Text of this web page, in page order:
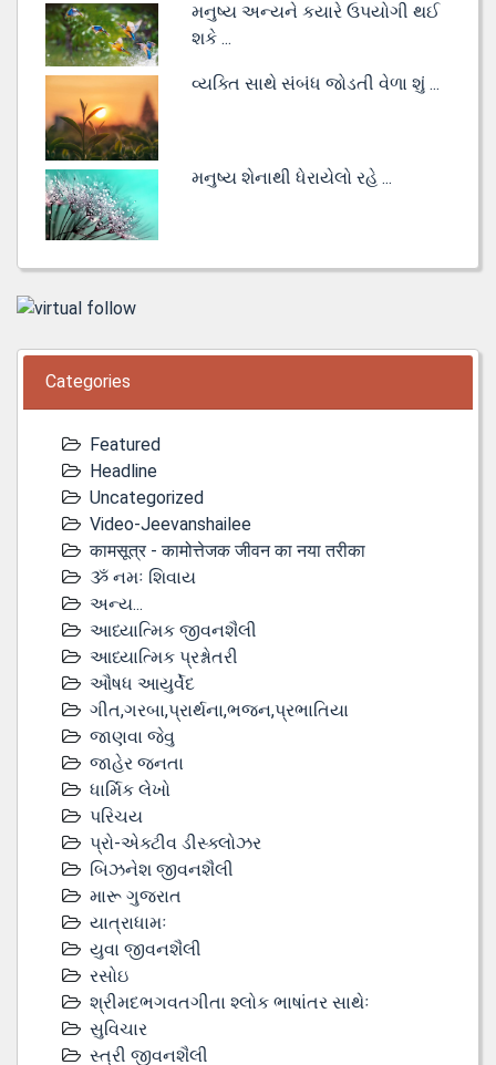
મનુષ્ય અન્યને કયારે ઉપયોગી થઈ
શકે ...
વ્યક્તિ સાથે સંબંધ જોડતી વેળા શું ...
મનુષ્ય શેનાથી ધેરાયેલો રહે ...
Categories
Featured
Headline
Uncategorized
Video-Jeevanshailee
कामसूत्र - कामोत्तेजक जीवन का नया तरीका
ૐ નમઃ શિવાય
અન્ય...
આધ્યાત્મિક જીવનશૈલી
આધ્યાત્મિક પ્રશ્નોતરી
ઔષધ આયુર્વેદ
ગીત,ગરબા,પ્રાર્થના,ભજન,પ્રભાતિયા
જાણવા જેવુ
જાહેર જનતા
ધાર્મિક લેખો
પરિચય
પ્રો-એક્ટીવ ડીસ્‍ક્લોઝર
બિઝનેશ જીવનશૈલી
મારૂ ગુજરાત
યાત્રાધામઃ
યુવા જીવનશૈલી
રસોઇ
શ્રીમદભગવતગીતા શ્લોક ભાષાંતર સાથેઃ
સુવિચાર
સ્ત્રી જીવનશૈલી